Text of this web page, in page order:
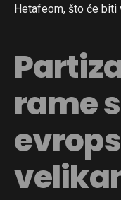
Hetafeom, što će
rame